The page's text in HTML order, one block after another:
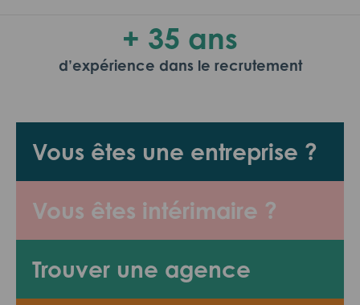
Vous êtes une entreprise ?
Vous êtes intérimaire ?
Trouver une agence
+ 35 ans
d’expérience dans le recrutement